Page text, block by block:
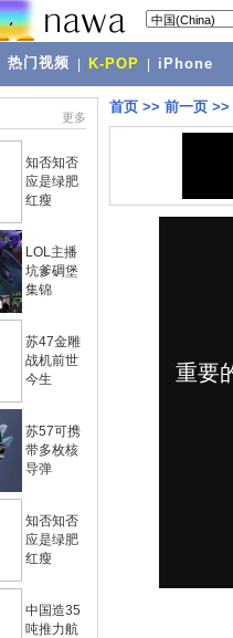
热门视频 K-POP iPhone
更多
知否知否
应是绿肥
红瘦
LOL主播
坑爹碉堡
集锦
苏47金雕
战机前世
今生
苏57可携
带多枚核
导弹
知否知否
应是绿肥
红瘦
中国造35
吨推力航
首页 >> 前一页 >>